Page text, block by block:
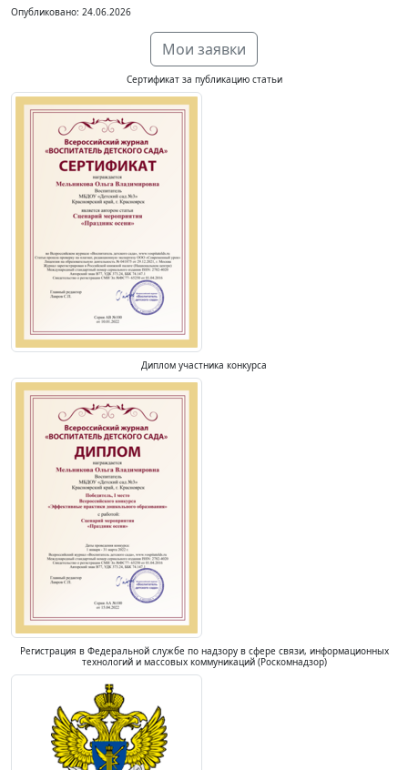
Опубликовано: 24.06.2026
Мои заявки
Сертификат за публикацию статьи
Диплом участника конкурса
Регистрация в Федеральной службе по надзору в сфере связи, информационных
технологий и массовых коммуникаций (Роскомнадзор)